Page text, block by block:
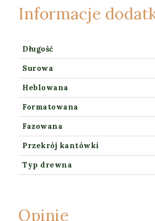
Informacje
Długość
Surowa
Heblowana
Formatowana
Fazowana
Przekrój kantówki
Typ drewna
Opinie